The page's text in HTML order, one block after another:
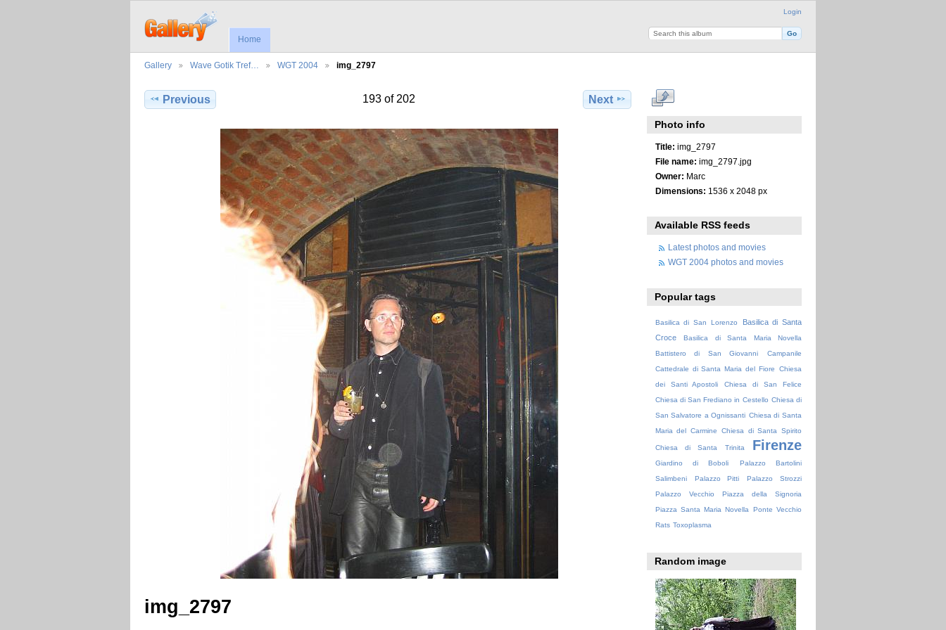
Login
Home
Gallery Wave Gotik Tref… WGT 2004 img_2797
Previous 193 of 202 Next
img_2797
Photo info
Title: img_2797
File name: img_2797.jpg
Owner: Marc
Dimensions: 1536 x 2048 px
Available RSS feeds
Latest photos and movies
WGT 2004 photos and movies
Popular tags
Basilica di San Lorenzo
Basilica di Santa
Croce
Basilica di Santa Maria Novella
Battistero di San Giovanni
Campanile
Cattedrale di Santa Maria del Fiore
Chiesa
dei Santi Apostoli
Chiesa di San Felice
Chiesa di San Frediano in Cestello Chiesa di
San Salvatore a Ognissanti Chiesa di Santa
Maria del Carmine
Chiesa di Santa Spirito
Chiesa di Santa Trinita Firenze
Giardino di Boboli
Palazzo Bartolini
Salimbeni
Palazzo Pitti
Palazzo Strozzi
Palazzo Vecchio
Piazza della Signoria
Piazza Santa Maria Novella
Ponte Vecchio
Rats Toxoplasma
Random image